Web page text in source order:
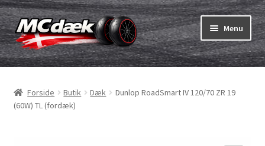
Spring
til
navigation
Spring
til
indhold
Menu
Dæk
Udfold
Slanger & fælgband
Udfold
Forside Butik Dæk
Dunlop RoadSmart IV 120/70 ZR 19
(60W) TL (fordæk)